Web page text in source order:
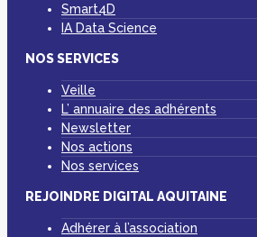
Smart4D
IA Data Science
NOS SERVICES
Veille
L’ annuaire des adhérents
Newsletter
Nos actions
Nos services
REJOINDRE DIGITAL AQUITAINE
Adhérer à l’association